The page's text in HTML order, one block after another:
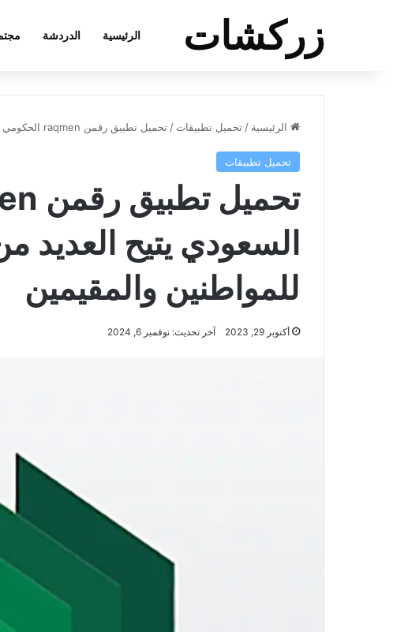
زركشات الرئيسية الدردشة
الرئيسية / تحميل تطبيقات / تحميل تطبيق رقمن raqmen الحكومي السعودي يتيح العديد من الخدمات للمواطنين والمقيمين
تحميل تطبيقات
السعودي يتيح العديد
للمواطنين والمقيمين
أكتوبر 29, 2023 آخر تحديث: نوفمبر 6, 2024